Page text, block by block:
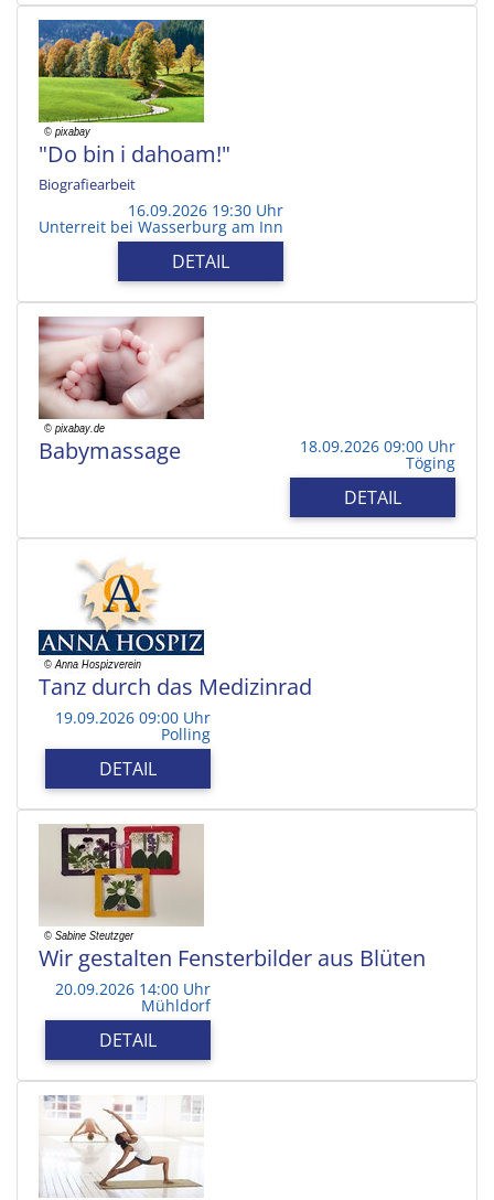
"Do bin i dahoam!"
Biografiearbeit
16.09.2026 19:30 Uhr
Unterreit bei Wasserburg am Inn
DETAIL
Babymassage 18.09.2026 09:00 Uhr
Töging
DETAIL
Tanz durch das Medizinrad
19.09.2026 09:00 Uhr
Polling
DETAIL
Wir gestalten Fensterbilder aus Blüten
20.09.2026 14:00 Uhr
Mühldorf
DETAIL